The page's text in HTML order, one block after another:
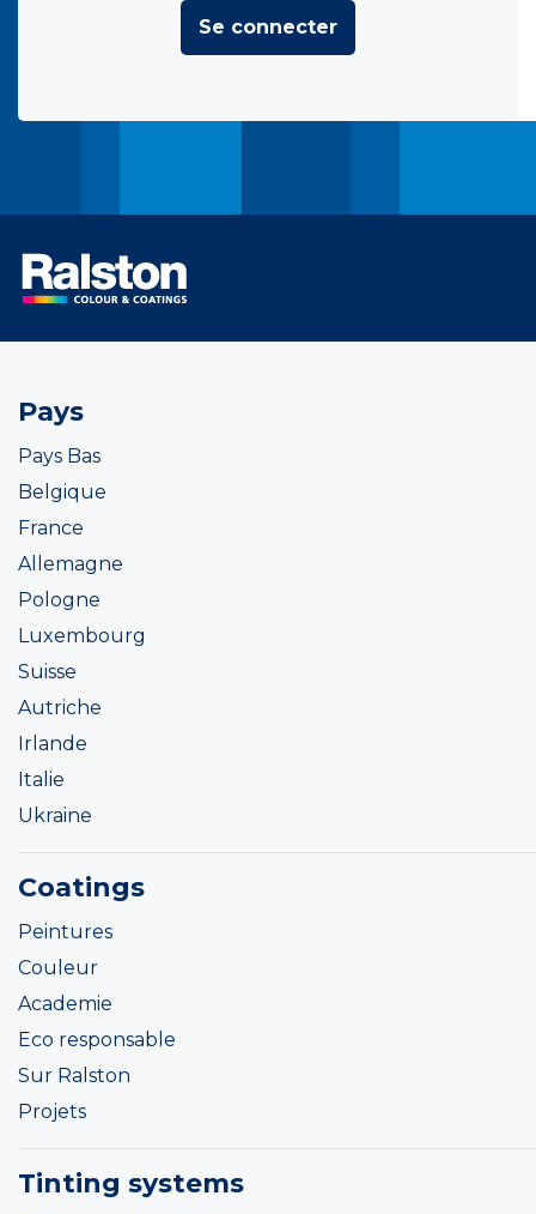
Se connecter
Pays
Pays Bas
Belgique
France
Allemagne
Pologne
Luxembourg
Suisse
Autriche
Irlande
Italie
Ukraine
Coatings
Peintures
Couleur
Academie
Eco responsable
Sur Ralston
Projets
Tinting systems